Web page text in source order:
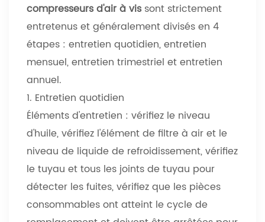
compresseurs d'air à vis sont strictement
entretenus et généralement divisés en 4
étapes : entretien quotidien, entretien
mensuel, entretien trimestriel et entretien
annuel.
1. Entretien quotidien
Éléments d'entretien : vérifiez le niveau
d'huile, vérifiez l'élément de filtre à air et le
niveau de liquide de refroidissement, vérifiez
le tuyau et tous les joints de tuyau pour
détecter les fuites, vérifiez que les pièces
consommables ont atteint le cycle de